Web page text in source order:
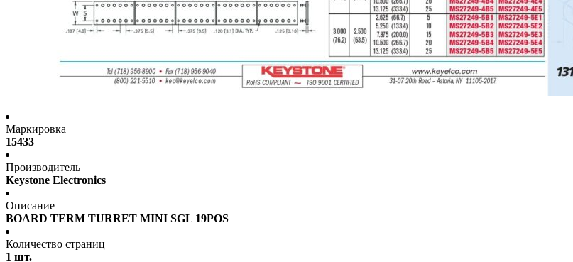
Маркировка
15433
Производитель
Keystone Electronics
Описание
BOARD TERM TURRET MINI SGL 19POS
Количество страниц
1 шт.